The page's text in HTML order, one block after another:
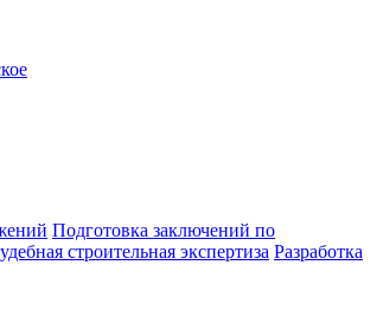
Подготовка заключений по
строительная экспертиза Разработка